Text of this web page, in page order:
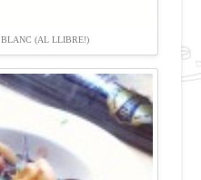
(AL LLIBRE!)